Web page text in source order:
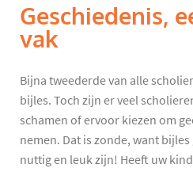
Geschiedenis,
vak
Bijna tweederde van alle
bijles. Toch zijn er veel
schamen of ervoor kiezen om
nemen. Dat is zonde, want
nuttig en leuk zijn! Heeft uw